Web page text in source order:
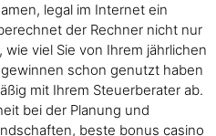
legal im Internet ein
der Rechner nicht nur
viel Sie von Ihrem jährlichen
schon genutzt haben
mit Ihrem Steuerberater ab.
bei der Planung und
beste bonus casino